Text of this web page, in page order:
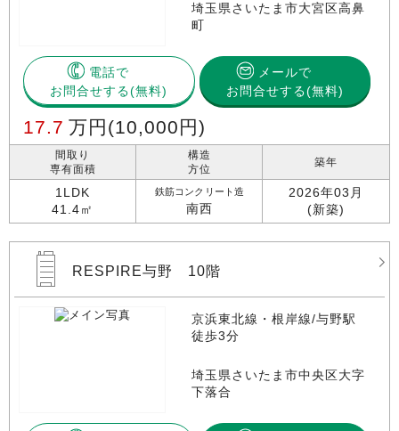
埼玉県さいたま市大宮区高鼻
町
電話で
お問合せする
メールで
お問合せする(無料)
17.7 万円 (10,000円)
間取り
専有面積
1LDK
41.4㎡
構造
方位
鉄筋コンクリート造
南西
築年
2026年03月
(新築)
RESPIRE与野 10階
京浜東北線・根岸線/与野駅
徒歩3分
埼玉県さいたま市中央区大字
下落合